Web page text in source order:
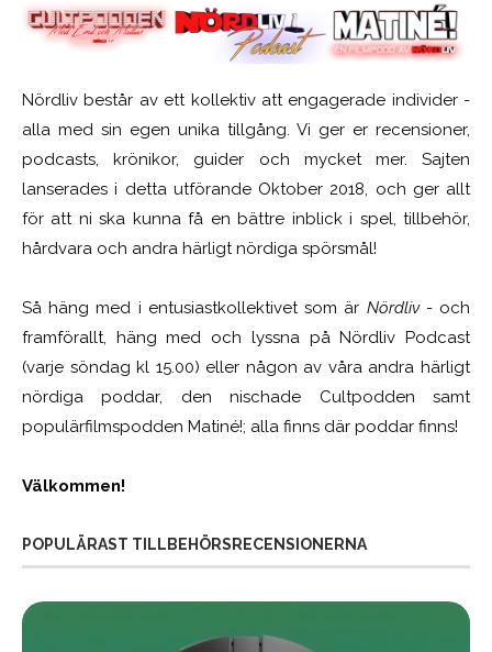
Nördliv består av ett kollektiv att engagerade individer -
alla med sin egen unika tillgång. Vi ger er recensioner,
podcasts, krönikor, guider och mycket mer. Sajten
lanserades i detta utförande Oktober 2018, och ger allt
för att ni ska kunna få en bättre inblick i spel, tillbehör,
hårdvara och andra härligt nördiga spörsmål!
Så häng med i entusiastkollektivet som är Nördliv- och
framförallt, häng med och lyssna på Nördliv Podcast
(varje söndag kl 15.00) eller någon av våra andra härligt
nördiga poddar, den nischade Cultpodden samt
populärfilmspodden Matiné!; alla finns där poddar finns!
Välkommen!
POPULÄRAST TILLBEHÖRSRECENSIONERNA